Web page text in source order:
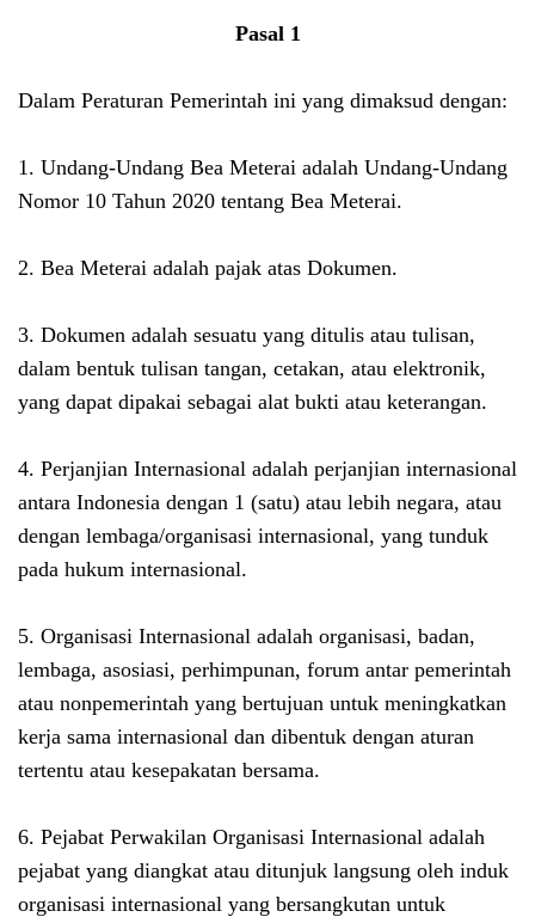
Pasal 1
Dalam Peraturan Pemerintah ini yang dimaksud dengan:
1. Undang-Undang Bea Meterai adalah Undang-Undang
Nomor 10 Tahun 2020 tentang Bea Meterai.
2. Bea Meterai adalah pajak atas Dokumen.
3. Dokumen adalah sesuatu yang ditulis atau tulisan,
dalam bentuk tulisan tangan, cetakan, atau elektronik,
yang dapat dipakai sebagai alat bukti atau keterangan.
4. Perjanjian Internasional adalah perjanjian internasional
antara Indonesia dengan 1 (satu) atau lebih negara, atau
dengan lembaga/organisasi internasional, yang tunduk
pada hukum internasional.
5. Organisasi Internasional adalah organisasi, badan,
lembaga, asosiasi, perhimpunan, forum antar pemerintah
atau nonpemerintah yang bertujuan untuk meningkatkan
kerja sama internasional dan dibentuk dengan aturan
tertentu atau kesepakatan bersama.
6. Pejabat Perwakilan Organisasi Internasional adalah
pejabat yang diangkat atau ditunjuk langsung oleh induk
organisasi internasional yang bersangkutan untuk